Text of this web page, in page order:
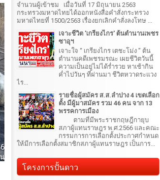
จำนวนผู้เข้าชม เมื่อวันที่ 17 มิถุนายน 2563
กระทรวงมหาดไทยได้ออกหนังสือคำสั่งกระทรวง
มหาดไทยที่ 1500/2563 เรื่องยกเลิกคำสั่งลงโทษ ...
เจาะชีวิต 'เกรียงไกร' ต้นตำนานเพชร
ซาอุฯ
เจาะใจ “ เกรียงไกร เตชะโม่ง ” ต้น
ตำนานคดีเพชรมรณะ เผยชีวิตวันนี้
ความเป็นอยู่ไม่ได้ร่ำรวย หาเช้ากิน
ค่ำไปวันๆ ที่ผ่านมา ชีวิตหวาดระแวง
ไร...
รายชื่อผู้สมัคร ส.ส.ลำปาง 4 เขตเลือก
ตั้ง มีผู้มาสมัคร รวม 46 คน จาก 13
พรรคการเมือง
ตามที่มีพระราชกฤษฎีกายุบ
สภาผู้แทนราษฎร พ.ศ.2566 และคณะ
กรรมการการเลือกตั้งประกาศกำหนด
ให้มีการเลือกตั้งสมาชิกสภาผู้แทนราษฎร เป็นการ...
โครงการปั้นดาว